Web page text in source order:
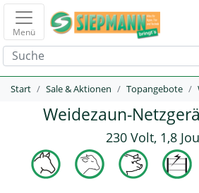
Menü
Start Sale & Aktionen Topangebote
Weidezaun-
230 Volt, 1,8